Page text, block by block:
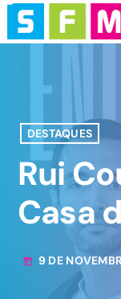
DESTAQUES
Rui
Casa
today 9 DE